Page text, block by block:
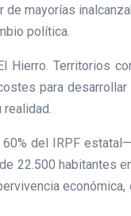
mayorías
política.
Hierro. Territorios
para desarrollar
del IRPF estatal—
22.500 habitantes
económica,